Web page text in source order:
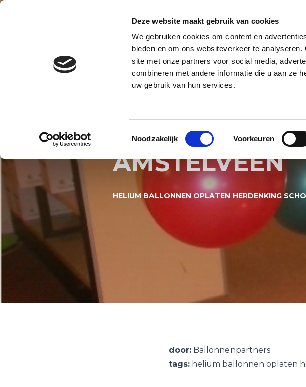
Deze website maakt gebruik van cookies
We gebruiken cookies om content en
bieden en om ons websiteverkeer te
site met onze partners voor social media,
combineren met andere informatie die u aan ze
uw gebruik van hun services.
Toestemmingsselectie
Noodzakelijk Voorkeuren
BALLONNENBOOGBALLONNENPILAARHELIUM
BALLONNEN DECORATIES SPECIALS BALLONNEN
HELIUM
HERDENKING
AMSTELVEEN
HELIUM BALLONNEN OPLATEN HERDENKING
door:Ballonnenpartners
tags:helium ballonnen oplaten